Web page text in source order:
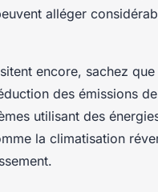
alléger
encore, sachez
des émissions
utilisant des
la climatisation